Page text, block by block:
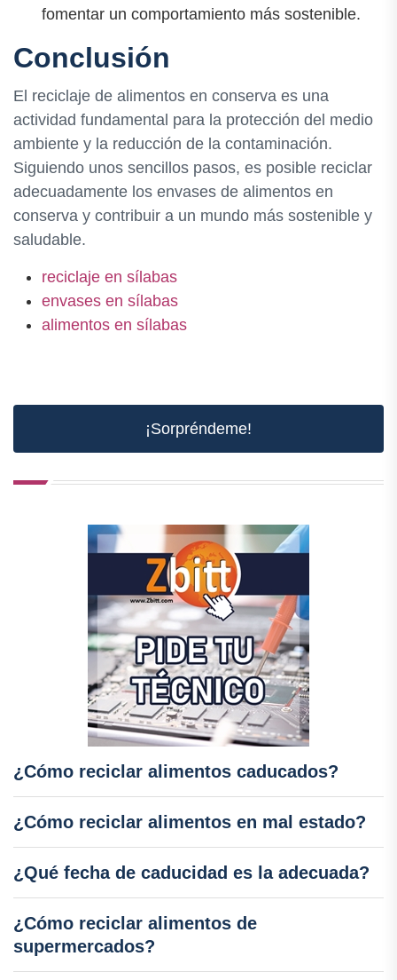
fomentar un comportamiento más sostenible.
Conclusión
El reciclaje de alimentos en conserva es una
actividad fundamental para la protección del medio
ambiente y la reducción de la contaminación.
Siguiendo unos sencillos pasos, es posible reciclar
adecuadamente los envases de alimentos en
conserva y contribuir a un mundo más sostenible y
saludable.
reciclaje en sílabas
envases en sílabas
alimentos en sílabas
¡Sorpréndeme!
¿Cómo reciclar alimentos caducados?
¿Cómo reciclar alimentos en mal estado?
¿Qué fecha de caducidad es la adecuada?
¿Cómo reciclar alimentos de
supermercados?